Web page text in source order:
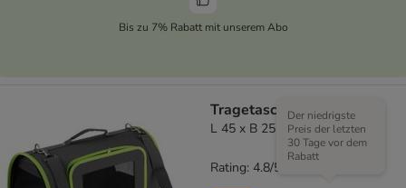
Bis zu 7% Rabatt mit unserem Abo
Tragetasche Technicolor
L 45 x B 25 x H 28 cm
Der niedrigste
Preis der letzten
30 Tage vor dem
Rabatt
Rating: 4.8/5